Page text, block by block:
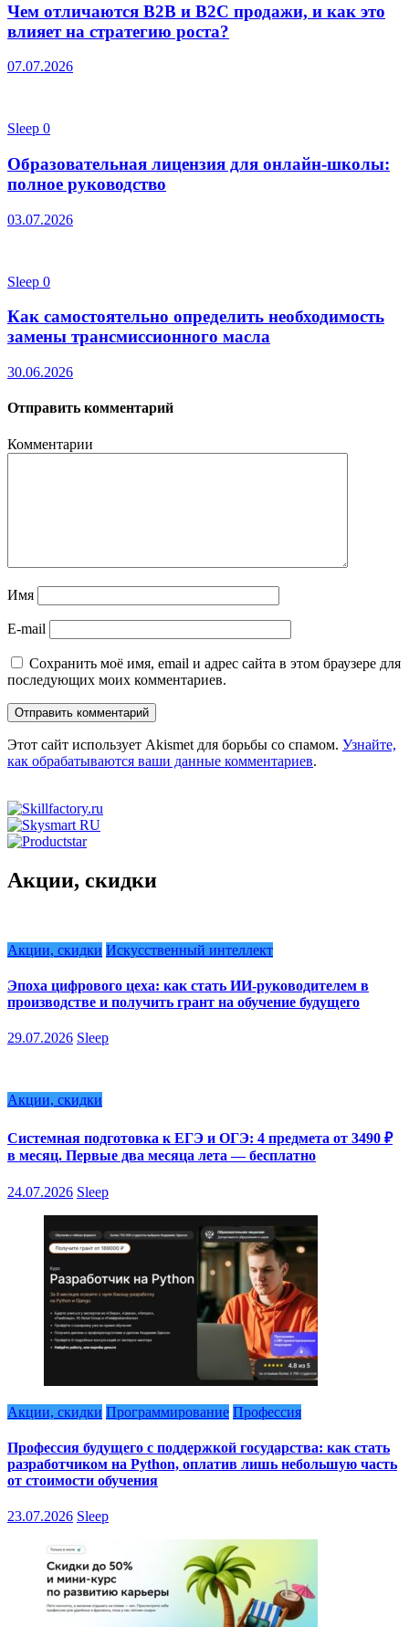
Чем отличаются B2B и B2C продажи, и как это
влияет на стратегию роста?
07.07.2026
Sleep 0
Образовательная лицензия для онлайн-школы:
полное руководство
03.07.2026
Sleep 0
Как самостоятельно определить необходимость
замены трансмиссионного масла
30.06.2026
Отправить комментарий
Комментарии
Имя
E-mail
Сохранить моё имя, email и адрес сайта в этом браузере для
последующих моих комментариев.
Этот сайт использует Akismet для борьбы со спамом. Узнайте,
как обрабатываются ваши данные комментариев.
Акции, скидки
Акции, скидки Искусственный интеллект
Эпоха цифрового цеха: как стать ИИ-руководителем в
производстве и получить грант на обучение будущего
29.07.2026 Sleep
Акции, скидки
Системная подготовка к ЕГЭ и ОГЭ: 4 предмета от 3490 ₽
в месяц. Первые два месяца лета — бесплатно
24.07.2026 Sleep
Акции, скидки Программирование Профессия
Профессия будущего с поддержкой государства: как стать
разработчиком на Python, оплатив лишь небольшую часть
от стоимости обучения
23.07.2026 Sleep